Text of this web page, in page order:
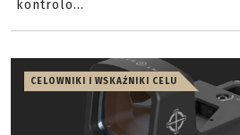
kontrolo...
CELOWNIKI I WSKAŹNIKI CELU